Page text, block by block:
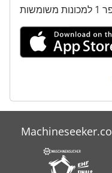
תא זכוכית
תצוגה דיגיטלית 3 צירים